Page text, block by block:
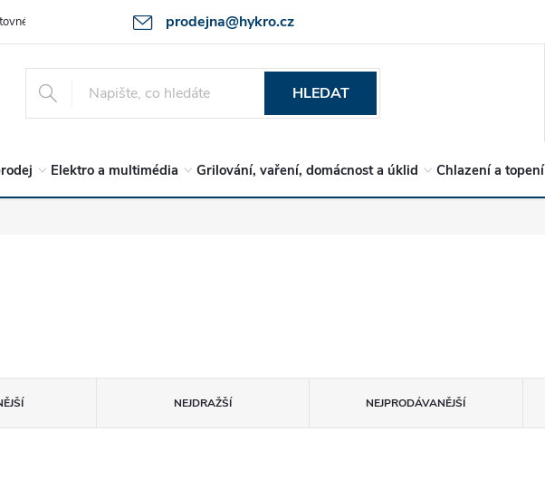
prodejna@hykro.cz
Ochrana osob. údajů - GDPR Postup při reklamaci -jak zboží vrátit?
HLEDAT
Elektro a multimédia Grilování, vaření, domácnost a úklid Chlazení a topení
NEJDRAŽŠÍ NEJPRODÁVANĚJŠÍ